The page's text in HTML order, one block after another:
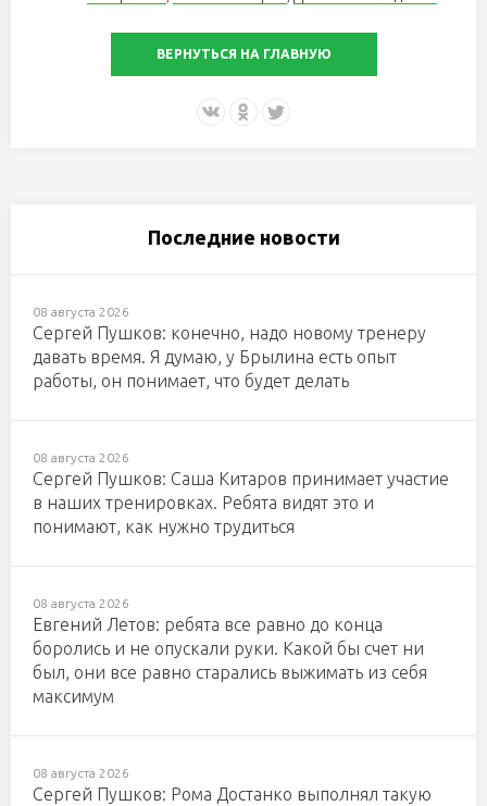
ВЕРНУТЬСЯ НА ГЛАВНУЮ
Последние новости
08 августа 2026
Сергей Пушков: конечно, надо новому тренеру
давать время. Я думаю, у Брылина есть опыт
работы, он понимает, что будет делать
08 августа 2026
Сергей Пушков: Саша Китаров принимает участие
в наших тренировках. Ребята видят это и
понимают, как нужно трудиться
08 августа 2026
Евгений Летов: ребята все равно до конца
боролись и не опускали руки. Какой бы счет ни
был, они все равно старались выжимать из себя
максимум
08 августа 2026
Сергей Пушков: Рома Достанко выполнял такую